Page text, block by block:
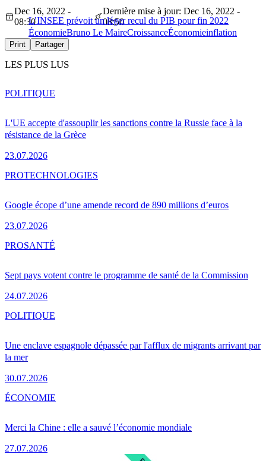
L’INSEE prévoit un léger recul du PIB pour fin 2022
Dec 16, 2022 -
08:30
Dernière mise à jour: Dec 16, 2022 -
08:50
ÉconomieBruno Le MaireCroissanceÉconomieinflation
Print Partager
LES PLUS LUS
L'UE accepte d'assouplir les sanctions contre la Russie face à la
résistance de la Grèce
23.07.2026
POLITIQUE
Google écope d’une amende record de 890 millions d’euros
23.07.2026
PROTECHNOLOGIES
Sept pays votent contre le programme de santé de la Commission
24.07.2026
PROSANTÉ
Une enclave espagnole dépassée par l'afflux de migrants arrivant par
la mer
30.07.2026
POLITIQUE
Merci la Chine : elle a sauvé l’économie mondiale
27.07.2026
ÉCONOMIE